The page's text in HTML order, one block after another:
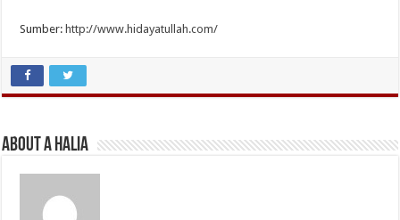
Sumber: http://www.hidayatullah.com/
About A Halia